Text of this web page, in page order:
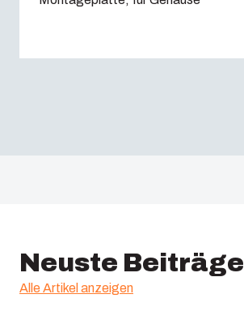
Neuste Beiträge
Alle Artikel anzeigen